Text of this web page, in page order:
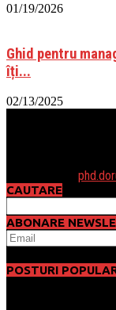
01/19/2026
Ghid pentru
îți...
02/13/2025
CAUTARE
ABONARE
POSTURI